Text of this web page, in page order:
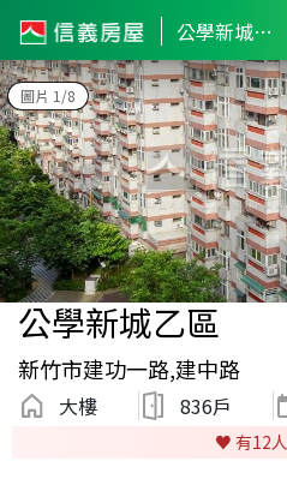
公學新城乙區
圖片 1/8
公學新城乙區
新竹市建功一路,建中路
大樓 836戶
♥️ 有12